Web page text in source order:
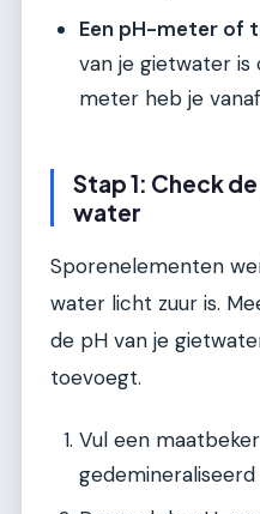
Een pH-meter of
van je gietwater is
meter heb je
Stap 1: Check
water
Sporenelementen
water licht zuur is.
de pH van je
toevoegt.
Vul een
gedemineraliseerd